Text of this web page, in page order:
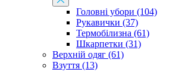
Головні убори (104)
Рукавички (37)
Термобілизна (61)
Шкарпетки (31)
Верхній одяг (61)
Взуття (13)